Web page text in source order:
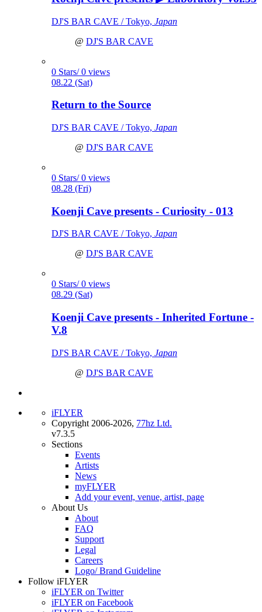
DJ'S BAR CAVE / Tokyo, Japan
@ DJ'S BAR CAVE
0 Stars/ 0 views
08.22 (Sat)
Return to the Source
DJ'S BAR CAVE / Tokyo, Japan
@ DJ'S BAR CAVE
0 Stars/ 0 views
08.28 (Fri)
Koenji Cave presents - Curiosity - 013
DJ'S BAR CAVE / Tokyo, Japan
@ DJ'S BAR CAVE
0 Stars/ 0 views
08.29 (Sat)
Koenji Cave presents - Inherited Fortune -
V.8
DJ'S BAR CAVE / Tokyo, Japan
@ DJ'S BAR CAVE
iFLYER
Copyright 2006-2026, 77hz Ltd.
v7.3.5
Sections
Events
Artists
News
myFLYER
Add your event, venue, artist, page
About Us
About
FAQ
Support
Legal
Careers
Logo/ Brand Guideline
Follow iFLYER
iFLYER on Twitter
iFLYER on Facebook